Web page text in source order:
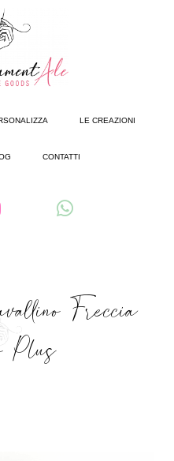
LE CREAZIONI
CONTATTI
Freccia
Plus